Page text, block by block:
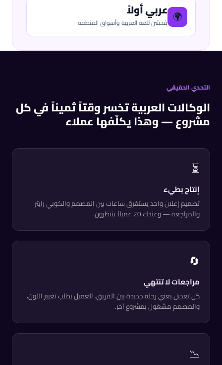
🌍 عربي أولاً
مُحسَّن للغة العربية وأسواق المنطقة
التحدي الحقيقي
الوكالات العربية تخسر وقتاً ثميناً في كل
مشروع — وهذا يكلّفها عملاء
⏳
إنتاج بطيء
تصميم إعلان واحد يستغرق ساعات بين المصمم والكوبي رايتر
والمراجعة — وعندك 20 عميلاً ينتظرون.
🔄
مراجعات لا تنتهي
كل تعديل يعني رحلة جديدة بين الفريق. العميل يطلب تغيير اللون،
والمصمم مشغول بمشروع آخر.
📉